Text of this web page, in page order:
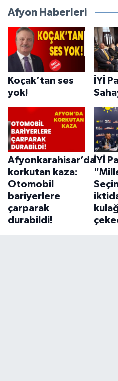
Afyon Haberleri
Koçak’tan ses
yok!
İYİ
Afyonkarahisar’da
korkutan kaza:
Otomobil
bariyerlere
çarparak
durabildi!
İYİ